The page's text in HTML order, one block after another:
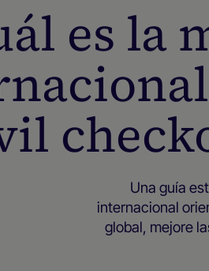
es la
Una guía
internacional
global, mejore